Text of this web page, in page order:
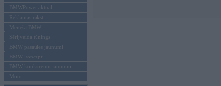
BMWPower aktuāli
Reklāmas raksti
Mēneša BMW
Sērijveida tūnings
BMW pasaules jaunumi
BMW koncepti
BMW konkurentu jaunumi
Moto